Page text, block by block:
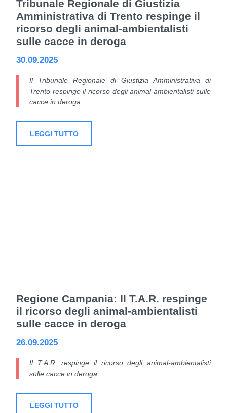
Tribunale Regionale di Giustizia
Amministrativa di Trento respinge il
ricorso degli animal-ambientalisti
sulle cacce in deroga
30.09.2025
Il Tribunale Regionale di Giustizia Amministrativa di
Trento respinge il ricorso degli animal-ambientalisti sulle
cacce in deroga
LEGGI TUTTO
Regione Campania: Il T.A.R. respinge
il ricorso degli animal-ambientalisti
sulle cacce in deroga
26.09.2025
Il T.A.R. respinge il ricorso degli animal-ambientalisti
sulle cacce in deroga
LEGGI TUTTO